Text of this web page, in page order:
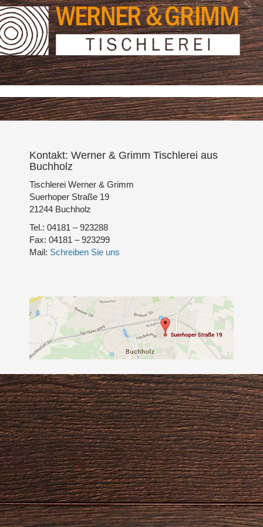
Kontakt: Werner & Grimm Tischlerei aus
Buchholz
Tischlerei Werner & Grimm
Suerhoper Straße 19
21244 Buchholz
Tel.: 04181 – 923288
Fax: 04181 – 923299
Mail: Schreiben Sie uns